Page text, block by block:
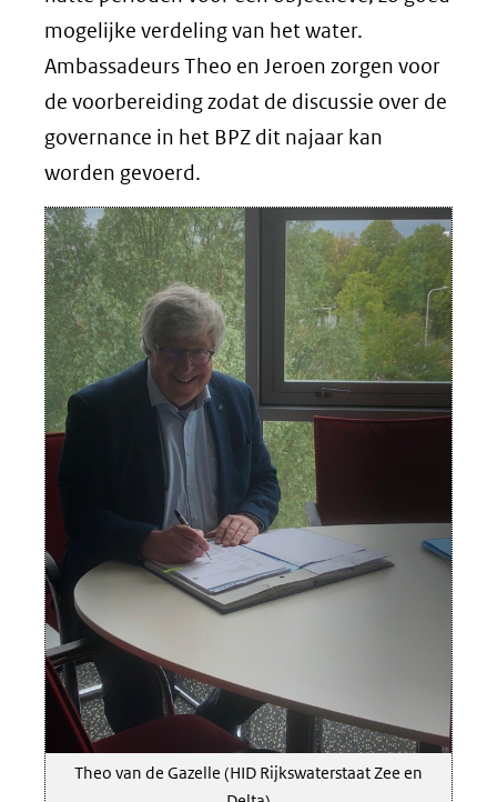
mogelijke verdeling van het water.
Ambassadeurs Theo en Jeroen zorgen voor
de voorbereiding zodat de discussie over de
governance in het BPZ dit najaar kan
worden gevoerd.
Theo van de Gazelle (HID Rijkswaterstaat Zee en